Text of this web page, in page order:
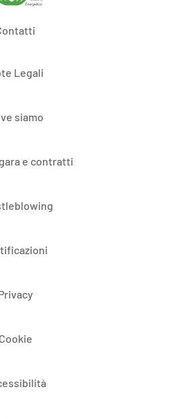
Legali
siamo
e contratti
Cookie